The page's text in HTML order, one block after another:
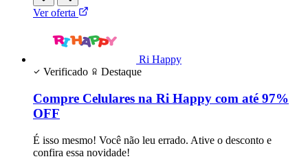
Ver oferta
Ri Happy
Verificado
Destaque
Compre Celulares na Ri Happy com até 97%
OFF
É isso mesmo! Você não leu errado. Ative o desconto e
confira essa novidade!